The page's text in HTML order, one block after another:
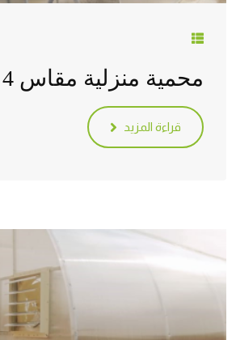
محمية منزلية مقاس 4 في6
قراءة المزيد